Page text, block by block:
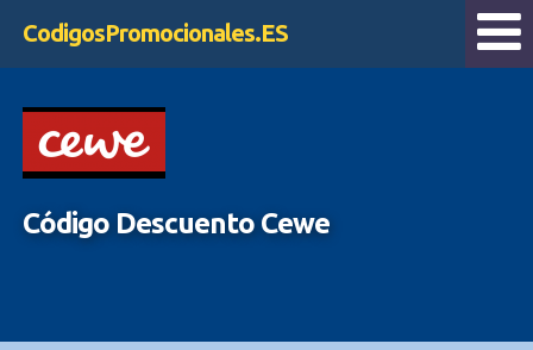
CodigosPromocionales.ES
Código Descuento Cewe